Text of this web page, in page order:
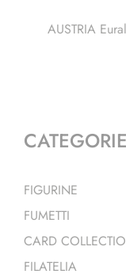
CONTATTI
AUSTRIA
CATEGORIE
FIGURINE
FUMETTI
CARD
FILATELIA